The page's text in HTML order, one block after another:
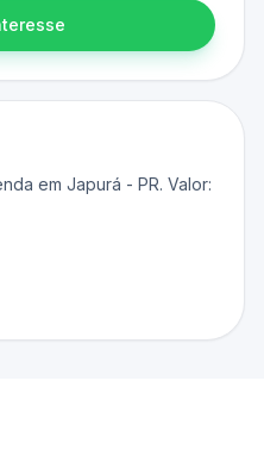
em Japurá - PR. Valor: